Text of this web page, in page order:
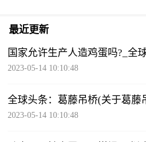
最近更新
国家允许生产人造鸡蛋吗?_全
2023-05-14 10:10:48
全球头条：葛藤吊桥(关于葛藤
2023-05-14 10:10:48